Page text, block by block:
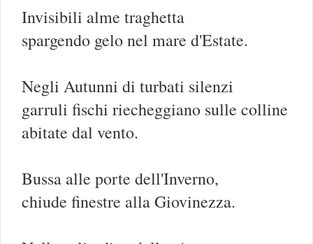
Invisibili alme traghetta
spargendo gelo nel mare d'Estate.
Negli Autunni di turbati silenzi
garruli fischi riecheggiano sulle colline
abitate dal vento.
Bussa alle porte dell'Inverno,
chiude finestre alla Giovinezza.